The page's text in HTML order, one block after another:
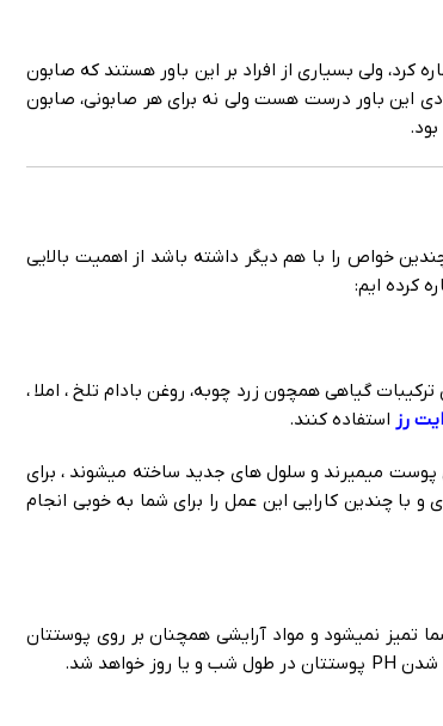
کرد، ولی بسیاری از افراد بر این باور هستند که صابون
این باور درست هست ولی نه برای هر صابونی، صابون
میتواند چندین خواص را با هم دیگر داشته باشد از اهمیت بالایی
کرده ایم:
گیاهی همچون زرد چوبه، روغن بادام تلخ ، املا ،
رز استفاده کنند.
میمیرند و سلول های جدید ساخته میشوند ، برای
با چندین کارایی این عمل را برای شما به خوبی انجام
نمیشود و مواد آرایشی همچنان بر روی پوستتان